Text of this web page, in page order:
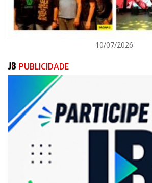
10/07/2026
PUBLICIDADE